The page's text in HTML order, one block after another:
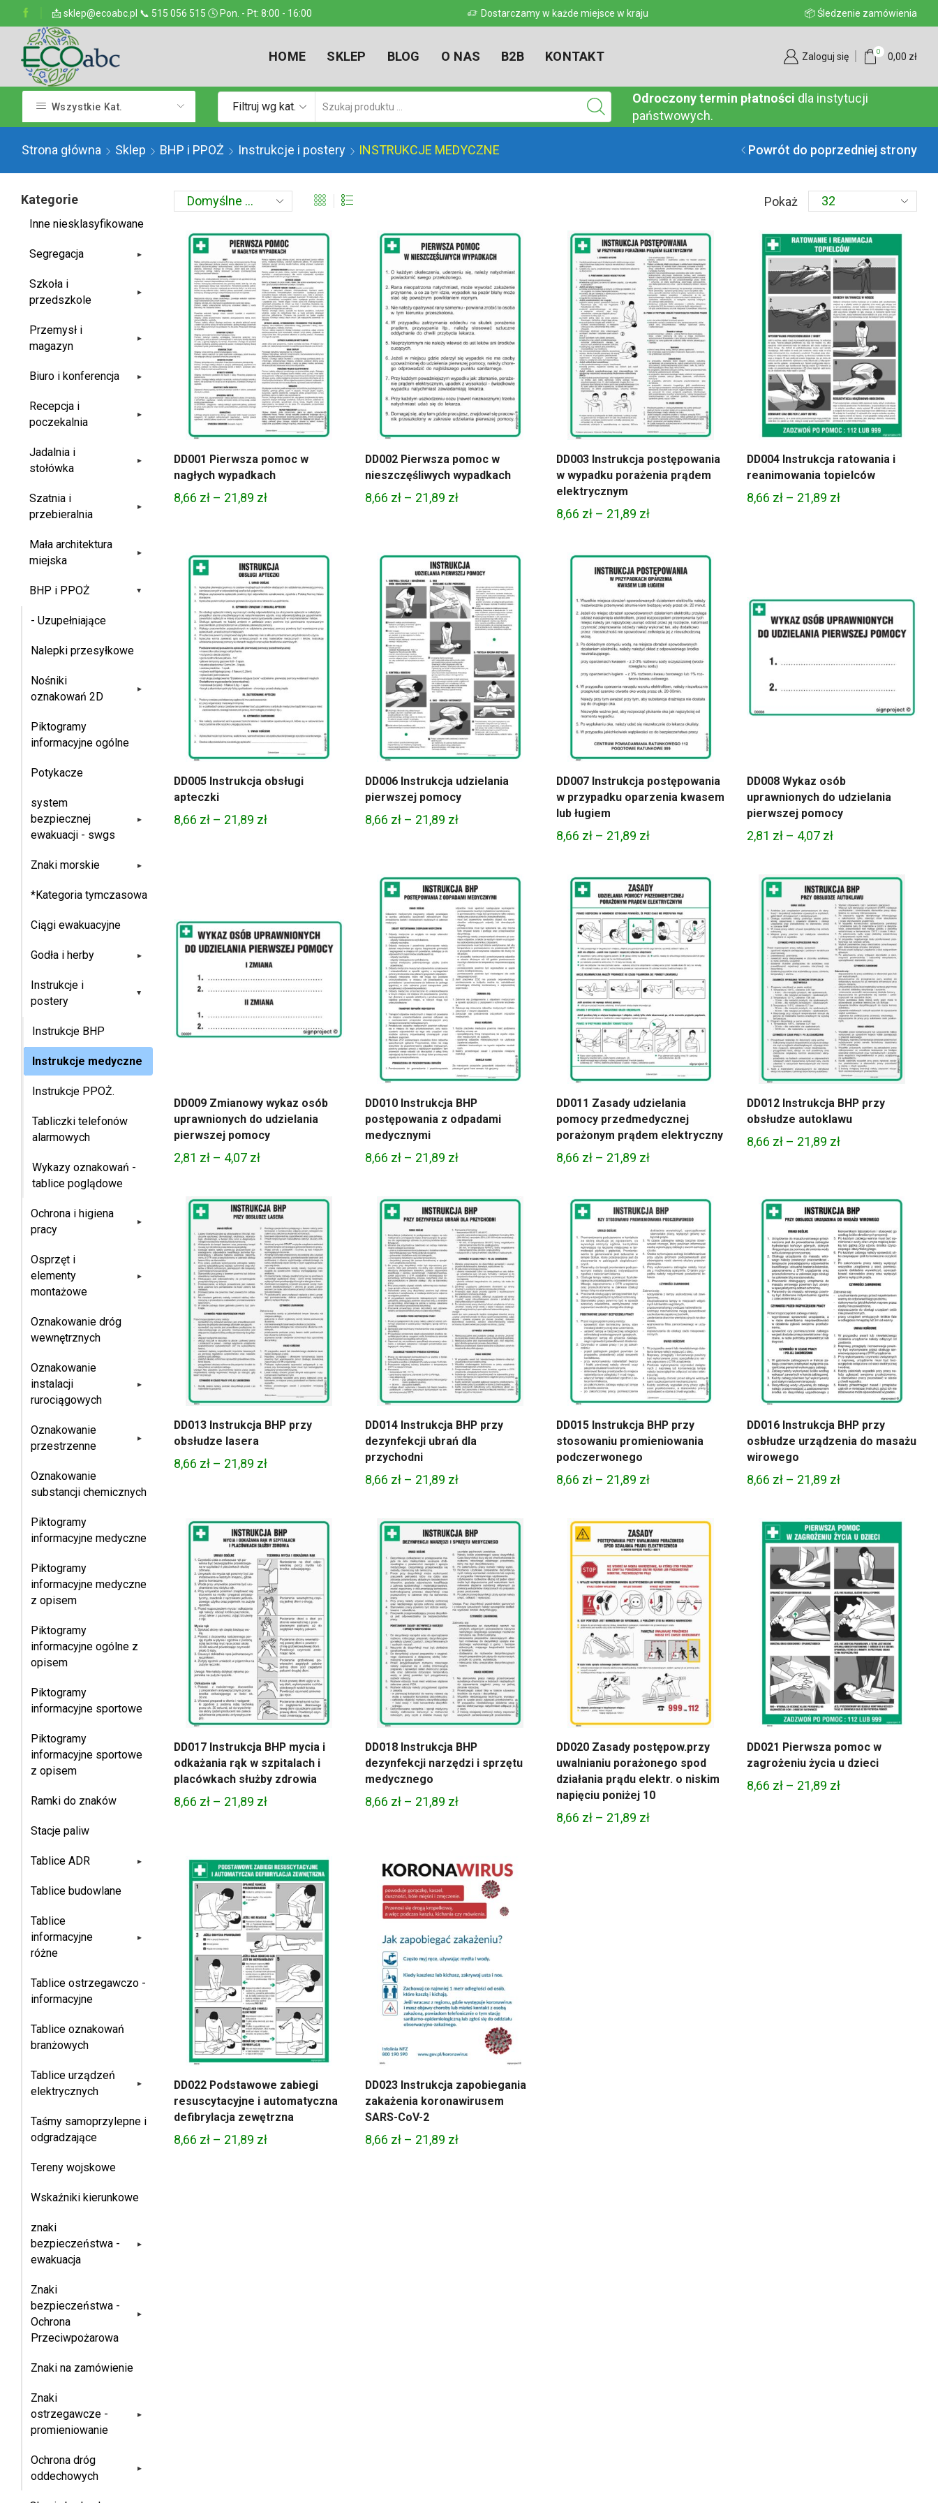
📩 sklep@ecoabc.pl 📞 515 056 515 🕓 Pon. - Pt: 8:00 - 16:00
w kraju Dostarczamy w każde miejsce w kraju Dostarczamy w każde miejsce w kraju 📦 Śledzenie zamówienia
HOME SKLEP BLOG O NAS B2B KONTAKT Zaloguj się 0 0,00 zł
Wszystkie Kat. Filtruj wg kat.
wyszukiwania
Odroczony termin płatności dla instytucji
państwowych.
Strona główna Sklep BHP i PPOŻ Instrukcje i postery INSTRUKCJE MEDYCZNE Powrót do poprzedniej strony
Pokaż
Produkty
na
stronę
DD001 Pierwsza pomoc w
nagłych wypadkach
8,66 zł – 21,89 złZakres
8,66 zł
do
21,89 zł
DD002 Pierwsza pomoc w
nieszczęśliwych wypadkach
8,66 zł – 21,89 złZakres
8,66 zł
do
21,89 zł
DD003 Instrukcja postępowania
w wypadku porażenia prądem
elektrycznym
8,66 zł – 21,89 złZakres
8,66 zł
do
21,89 zł
DD004 Instrukcja ratowania i
reanimowania topielców
8,66 zł – 21,89 złZakres
DD005 Instrukcja obsługi
apteczki
8,66 zł – 21,89 złZakres
DD006 Instrukcja udzielania
pierwszej pomocy
8,66 zł – 21,89 złZakres
8,66 zł
do
21,89 zł
DD007 Instrukcja postępowania
w przypadku oparzenia kwasem
lub ługiem
8,66 zł – 21,89 złZakres
8,66 zł
do
21,89 zł
DD008 Wykaz osób
uprawnionych do udzielania
pierwszej pomocy
2,81 zł – 4,07 złZakres
2,81 zł
do
4,07 zł
DD009 Zmianowy wykaz osób
uprawnionych do udzielania
pierwszej pomocy
2,81 zł – 4,07 złZakres
2,81 zł
do
4,07 zł
DD010 Instrukcja BHP
postępowania z odpadami
medycznymi
8,66 zł – 21,89 złZakres
8,66 zł
do
21,89 zł
DD011 Zasady udzielania
pomocy przedmedycznej
porażonym prądem elektryczny
8,66 zł – 21,89 złZakres
8,66 zł
do
21,89 zł
DD012 Instrukcja BHP przy
obsłudze autoklawu
8,66 zł – 21,89 złZakres
8,66 zł
do
21,89 zł
DD013 Instrukcja BHP przy
obsłudze lasera
8,66 zł – 21,89 złZakres
8,66 zł
do
21,89 zł
DD014 Instrukcja BHP przy
dezynfekcji ubrań dla
przychodni
8,66 zł – 21,89 złZakres
8,66 zł
do
21,89 zł
DD015 Instrukcja BHP przy
stosowaniu promieniowania
podczerwonego
8,66 zł – 21,89 złZakres
8,66 zł
do
21,89 zł
DD016 Instrukcja BHP przy
osbłudze urządzenia do masażu
wirowego
8,66 zł – 21,89 złZakres
8,66 zł
21,89 zł
DD017 Instrukcja BHP mycia i
odkażania rąk w szpitalach i
placówkach służby zdrowia
8,66 zł – 21,89 złZakres
8,66 zł
do
21,89 zł
DD018 Instrukcja BHP
dezynfekcji narzędzi i sprzętu
medycznego
8,66 zł – 21,89 złZakres
do
21,89 zł
DD020 Zasady postępow.przy
uwalnianiu porażonego spod
działania prądu elektr. o niskim
napięciu poniżej 10
8,66 zł – 21,89 złZakres
DD021 Pierwsza pomoc w
zagrożeniu życia u dzieci
8,66 zł – 21,89 złZakres
DD022 Podstawowe zabiegi
resuscytacyjne i automatyczna
defibrylacja zewętrzna
8,66 zł – 21,89 złZakres
DD023 Instrukcja zapobiegania
zakażenia koronawirusem
SARS-CoV-2
8,66 zł – 21,89 złZakres
Kategorie
Inne niesklasyfikowane
Segregacja ▸
Szkoła i
przedszkole
▸
Przemysł i
magazyn
▸
Biuro i konferencja ▸
Recepcja i
poczekalnia
▸
Jadalnia i
stołówka
▸
Szatnia i
przebieralnia
▸
Mała architektura
miejska
▸
BHP i PPOŻ ▸
- Uzupełniające
Nalepki przesyłkowe
Nośniki
oznakowań 2D
▸
Piktogramy
informacyjne ogólne
Potykacze
system
bezpiecznej
ewakuacji - swgs
▸
Znaki morskie ▸
*Kategoria tymczasowa
Ciągi ewakuacyjne
Godła i herby ▸
Instrukcje i
postery
▸
Instrukcje BHP
Instrukcje medyczne
Instrukcje PPOŻ.
Tabliczki telefonów
alarmowych
Wykazy oznakowań -
tablice poglądowe
Ochrona i higiena
pracy
▸
Osprzęt i
elementy
montażowe
▸
Oznakowanie dróg
wewnętrznych
Oznakowanie
instalacji
rurociągowych
▸
Oznakowanie
przestrzenne
▸
Oznakowanie
substancji chemicznych
Piktogramy
informacyjne medyczne
Piktogramy
informacyjne medyczne
z opisem
Piktogramy
informacyjne ogólne z
opisem
Piktogramy
informacyjne sportowe
Piktogramy
informacyjne sportowe
z opisem
Ramki do znaków
Stacje paliw
Tablice ADR ▸
Tablice budowlane
Tablice
informacyjne
różne
▸
Tablice ostrzegawczo -
informacyjne
Tablice oznakowań
branżowych
Tablice urządzeń
elektrycznych
▸
Taśmy samoprzylepne i
odgradzające
Tereny wojskowe
Wskaźniki kierunkowe
znaki
bezpieczeństwa -
ewakuacja
▸
Znaki
bezpieczeństwa -
Ochrona
Przeciwpożarowa
▸
Znaki na zamówienie
Znaki
ostrzegawcze -
promieniowanie
▸
Ochrona dróg
oddechowych
▸